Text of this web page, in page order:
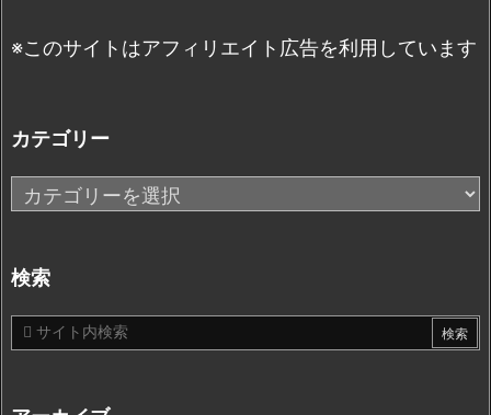
※このサイトはアフィリエイト広告を利用しています
カテゴリー
カ
テ
リ
ー
検索